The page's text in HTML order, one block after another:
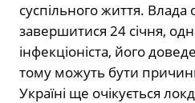
суспільного життя. Влада
завершитися 24 січня,
інфекціоніста, його
тому можуть бути
Україні ще очікується